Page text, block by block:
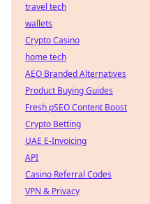
travel tech
wallets
Crypto Casino
home tech
AEO Branded Alternatives
Product Buying Guides
Fresh pSEO Content Boost
Crypto Betting
UAE E-Invoicing
API
Casino Referral Codes
VPN & Privacy